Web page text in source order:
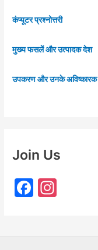
कंप्यूटर प्रश्नोत्तरी
मुख्य फसलें और उत्पादक देश
उपकरण और उनके अविष्कारक
Join Us
F